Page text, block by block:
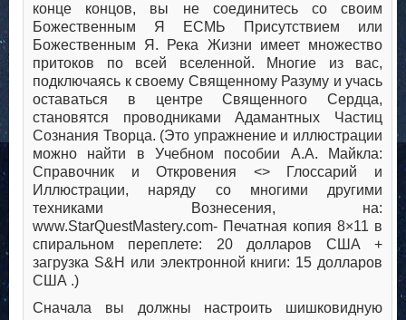
конце концов, вы не соединитесь со своим
Божественным Я ЕСМЬ Присутствием или
Божественным Я. Река Жизни имеет множество
притоков по всей вселенной. Многие из вас,
подключаясь к своему Священному Разуму и учась
оставаться в центре Священного Сердца,
становятся проводниками Адамантных Частиц
Сознания Творца. (Это упражнение и иллюстрации
можно найти в Учебном пособии А.А. Майкла:
Справочник и Откровения <> Глоссарий и
Иллюстрации, наряду со многими другими
техниками Вознесения, на:
www.StarQuestMastery.com- Печатная копия 8×11 в
спиральном переплете: 20 долларов США +
загрузка S&H или электронной книги: 15 долларов
США .)
Сначала вы должны настроить шишковидную